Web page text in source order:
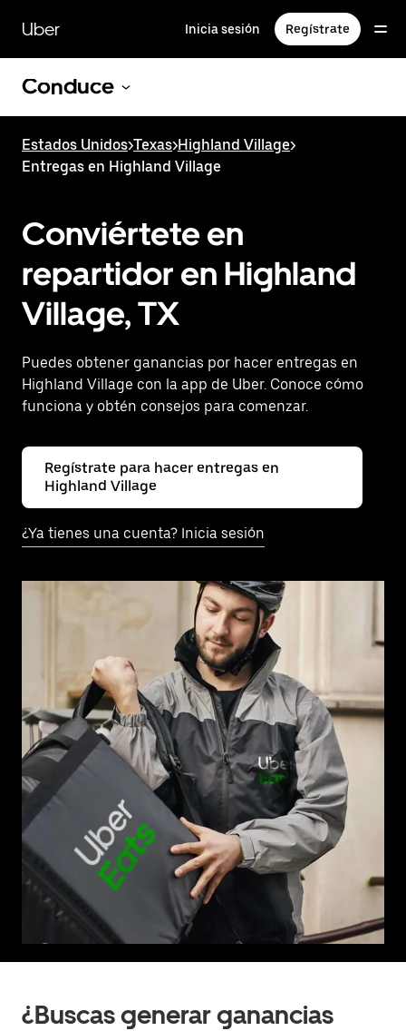
contenido
principal
Uber Inicia sesión Regístrate
Conduce
Estados Unidos>Texas>Highland Village>
Entregas en Highland Village
Conviértete en
repartidor en Highland
Village, TX
Puedes obtener ganancias por hacer entregas en
Highland Village con la app de Uber. Conoce cómo
funciona y obtén consejos para comenzar.
Regístrate para hacer entregas en
Highland Village
¿Ya tienes una cuenta? Inicia sesión
¿Buscas generar ganancias